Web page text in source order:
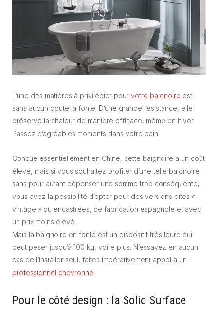
L’une des matières à privilégier pour votre baignoire est
sans aucun doute la fonte. D’une grande résistance, elle
préserve la chaleur de manière efficace, même en hiver.
Passez d’agréables moments dans votre bain.
Conçue essentiellement en Chine, cette baignoire a un coût
élevé, mais si vous souhaitez profiter d’une telle baignoire
sans pour autant dépenser une somme trop conséquente,
vous avez la possibilité d’opter pour des versions dites «
vintage » ou encastrées, de fabrication espagnole et avec
un prix moins élevé.
Mais la baignoire en fonte est un dispositif très lourd qui
peut peser jusqu’à 100 kg, voire plus. N’essayez en aucun
cas de l’installer seul, faites impérativement appel à un
professionnel chevronné.
Pour le côté design : la Solid Surface